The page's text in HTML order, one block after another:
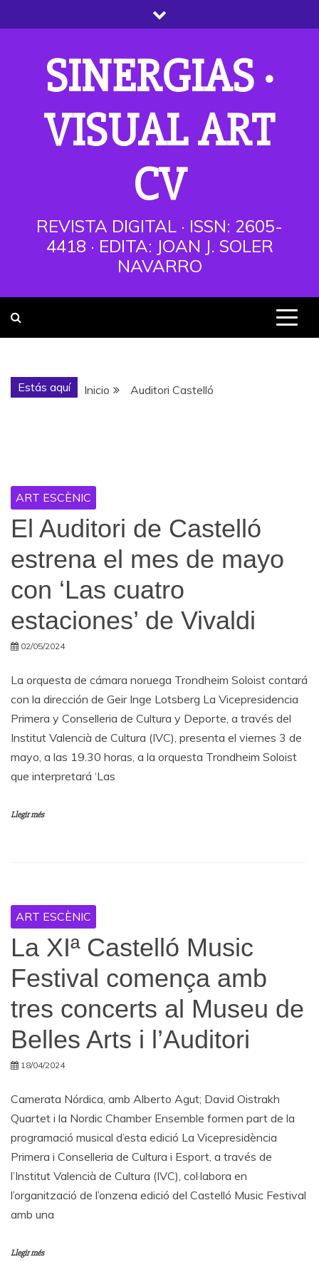
al
SINERGIAS ·
VISUAL ART
CV
REVISTA DIGITAL · ISSN: 2605-
4418 · EDITA: JOAN J. SOLER
NAVARRO
Estás aquí Inicio Auditori Castelló
ART ESCÈNIC
El Auditori de Castelló
estrena el mes de mayo
con ‘Las cuatro
estaciones’ de Vivaldi
02/05/2024
La orquesta de cámara noruega Trondheim Soloist contará
con la dirección de Geir Inge Lotsberg La Vicepresidencia
Primera y Conselleria de Cultura y Deporte, a través del
Institut Valencià de Cultura (IVC), presenta el viernes 3 de
mayo, a las 19.30 horas, a la orquesta Trondheim Soloist
que interpretará ‘Las
Llegir més
ART ESCÈNIC
La XIª Castelló Music
Festival comença amb
tres concerts al Museu de
Belles Arts i l’Auditori
18/04/2024
Camerata Nórdica, amb Alberto Agut; David Oistrakh
Quartet i la Nordic Chamber Ensemble formen part de la
programació musical d’esta edició La Vicepresidència
Primera i Conselleria de Cultura i Esport, a través de
l’Institut Valencià de Cultura (IVC), col·labora en
l’organització de l’onzena edició del Castelló Music Festival
amb una
Llegir més